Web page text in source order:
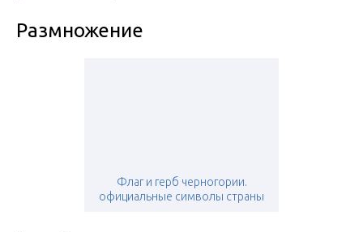
Размножение
Флаг и герб черногории.
официальные символы страны